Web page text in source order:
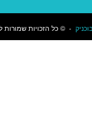
- © כל הזכויות שמורות לסקיפר 24 אין להעתיק או לצלם או לשתף את